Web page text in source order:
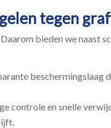
tegen
bieden we naast
beschermingslaag
controle en snelle